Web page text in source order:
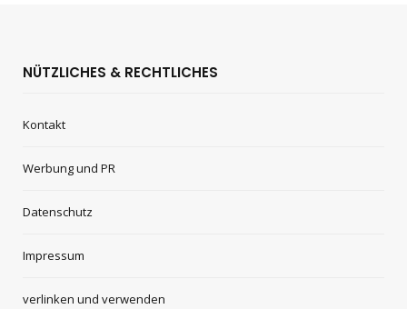
NÜTZLICHES & RECHTLICHES
Kontakt
Werbung und PR
Datenschutz
Impressum
verlinken und verwenden